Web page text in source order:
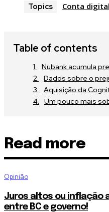
Topics Conta digital
Table of contents
Nubank acumula
Dados sobre o
Aquisição da
Um pouco mais
Read more
Opinião
Juros altos ou inflação
entre BC e governo!